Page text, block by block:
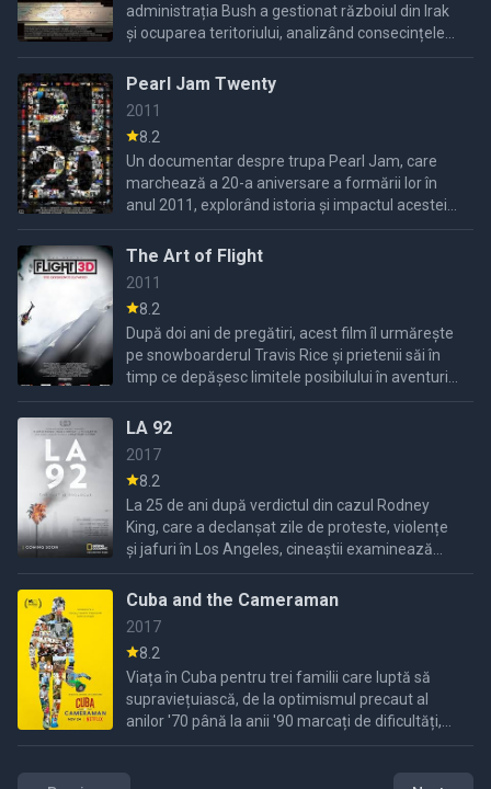
administrația Bush a gestionat războiul din Irak
și ocuparea teritoriului, analizând consecințele
deciziilor politice.
Pearl Jam Twenty
2011
8.2
Un documentar despre trupa Pearl Jam, care
marchează a 20-a aniversare a formării lor în
anul 2011, explorând istoria și impactul acesteia
în industria muzicală.
The Art of Flight
2011
8.2
După doi ani de pregătiri, acest film îl urmărește
pe snowboarderul Travis Rice și prietenii săi în
timp ce depășesc limitele posibilului în aventurile
lor montane.
LA 92
2017
8.2
La 25 de ani după verdictul din cazul Rodney
King, care a declanșat zile de proteste, violențe
și jafuri în Los Angeles, cineaștii examinează
acea perioadă tumultuoasă prin imagini de
arhivă rar
Cuba and the Cameraman
2017
8.2
Viața în Cuba pentru trei familii care luptă să
supraviețuiască, de la optimismul precaut al
anilor '70 până la anii '90 marcați de dificultăți,
după căderea Uniunii Sovietice și moartea lui